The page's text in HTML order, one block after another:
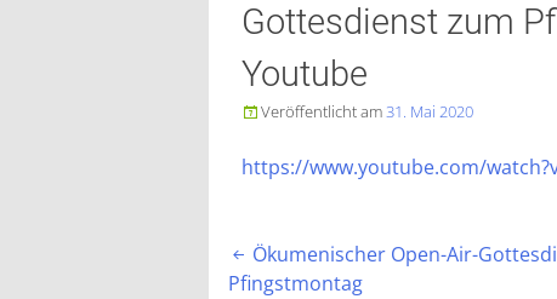
Gottesdienst zum
Youtube
Veröffentlicht am31. Mai 2020
https://www.youtube.com/
Beitragsnavigation
 Ökumenischer Open-Air-
Pfingstmontag